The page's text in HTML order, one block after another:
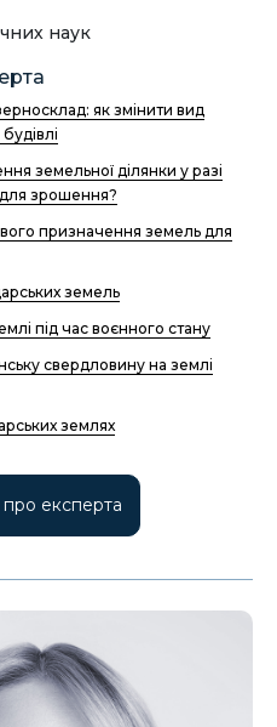
наук
як змінити вид
земельної ділянки у разі
зрошення?
призначення земель для
земель
під час воєнного стану
свердловину на землі
землях
експерта